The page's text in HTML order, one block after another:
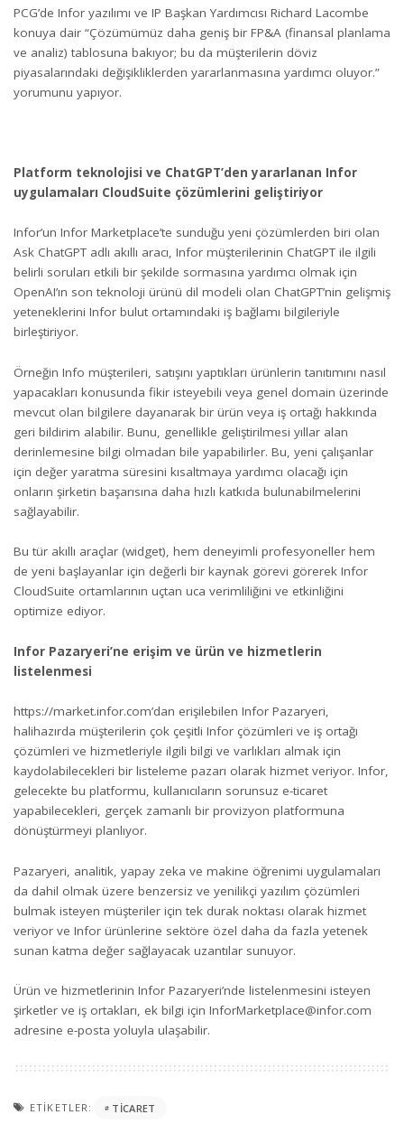
PCG’de Infor yazılımı ve IP Başkan Yardımcısı Richard Lacombe
konuya dair “Çözümümüz daha geniş bir FP&A (finansal planlama
ve analiz) tablosuna bakıyor; bu da müşterilerin döviz
piyasalarındaki değişikliklerden yararlanmasına yardımcı oluyor.”
yorumunu yapıyor.
Platform teknolojisi ve ChatGPT’den yararlanan Infor
uygulamaları CloudSuite çözümlerini geliştiriyor
Infor’un Infor Marketplace’te sunduğu yeni çözümlerden biri olan
Ask ChatGPT adlı akıllı aracı, Infor müşterilerinin ChatGPT ile ilgili
belirli soruları etkili bir şekilde sormasına yardımcı olmak için
OpenAI’ın son teknoloji ürünü dil modeli olan ChatGPT’nin gelişmiş
yeteneklerini Infor bulut ortamındaki iş bağlamı bilgileriyle
birleştiriyor.
Örneğin Info müşterileri, satışını yaptıkları ürünlerin tanıtımını nasıl
yapacakları konusunda fikir isteyebili veya genel domain üzerinde
mevcut olan bilgilere dayanarak bir ürün veya iş ortağı hakkında
geri bildirim alabilir. Bunu, genellikle geliştirilmesi yıllar alan
derinlemesine bilgi olmadan bile yapabilirler. Bu, yeni çalışanlar
için değer yaratma süresini kısaltmaya yardımcı olacağı için
onların şirketin başarısına daha hızlı katkıda bulunabilmelerini
sağlayabilir.
Bu tür akıllı araçlar (widget), hem deneyimli profesyoneller hem
de yeni başlayanlar için değerli bir kaynak görevi görerek Infor
CloudSuite ortamlarının uçtan uca verimliliğini ve etkinliğini
optimize ediyor.
Infor Pazaryeri’ne erişim ve ürün ve hizmetlerin
listelenmesi
https://market.infor.com’dan erişilebilen Infor Pazaryeri,
halihazırda müşterilerin çok çeşitli Infor çözümleri ve iş ortağı
çözümleri ve hizmetleriyle ilgili bilgi ve varlıkları almak için
kaydolabilecekleri bir listeleme pazarı olarak hizmet veriyor. Infor,
gelecekte bu platformu, kullanıcıların sorunsuz e-ticaret
yapabilecekleri, gerçek zamanlı bir provizyon platformuna
dönüştürmeyi planlıyor.
Pazaryeri, analitik, yapay zeka ve makine öğrenimi uygulamaları
da dahil olmak üzere benzersiz ve yenilikçi yazılım çözümleri
bulmak isteyen müşteriler için tek durak noktası olarak hizmet
veriyor ve Infor ürünlerine sektöre özel daha da fazla yetenek
sunan katma değer sağlayacak uzantılar sunuyor.
Ürün ve hizmetlerinin Infor Pazaryeri’nde listelenmesini isteyen
şirketler ve iş ortakları, ek bilgi için InforMarketplace@infor.com
adresine e-posta yoluyla ulaşabilir.
ETIKETLER: TICARET